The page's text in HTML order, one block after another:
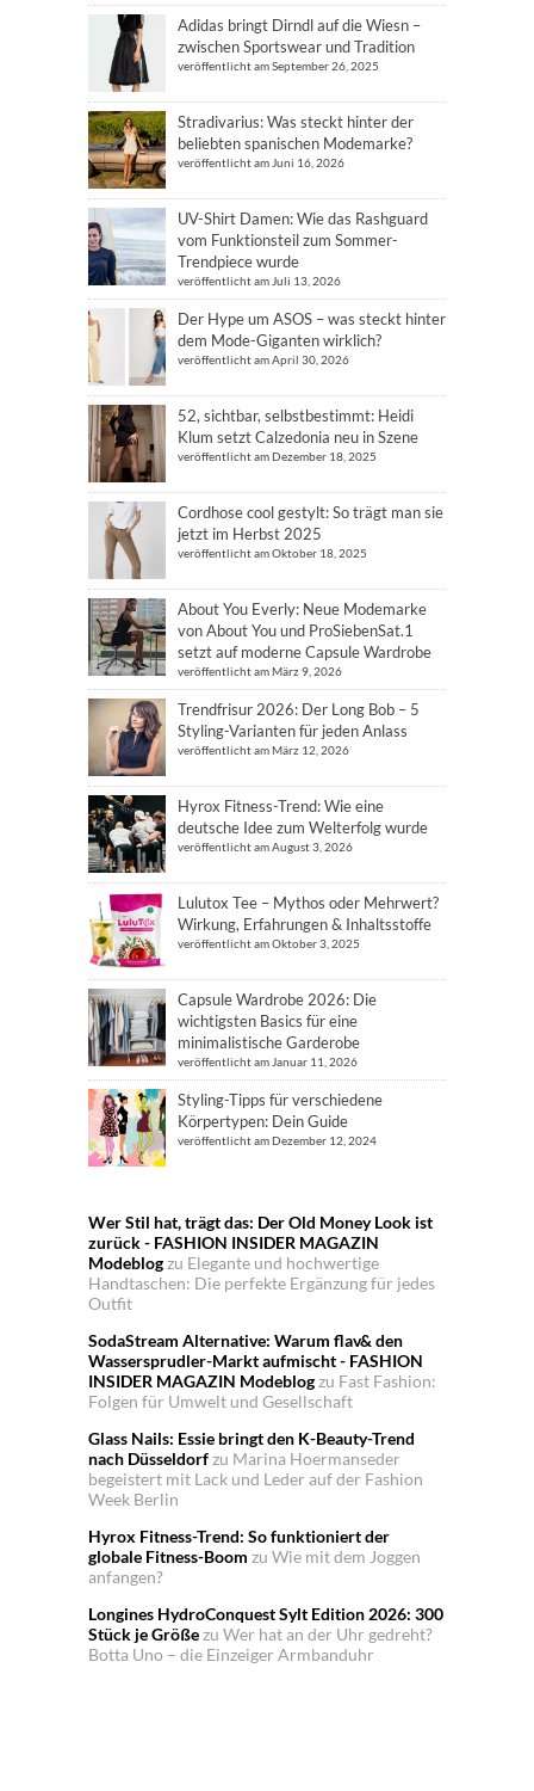
Adidas bringt Dirndl auf die Wiesn –
zwischen Sportswear und Tradition
veröffentlicht am September 26, 2025
Stradivarius: Was steckt hinter der
beliebten spanischen Modemarke?
veröffentlicht am Juni 16, 2026
UV-Shirt Damen: Wie das Rashguard
vom Funktionsteil zum Sommer-
Trendpiece wurde
veröffentlicht am Juli 13, 2026
Der Hype um ASOS – was steckt hinter
dem Mode-Giganten wirklich?
veröffentlicht am April 30, 2026
52, sichtbar, selbstbestimmt: Heidi
Klum setzt Calzedonia neu in Szene
veröffentlicht am Dezember 18, 2025
Cordhose cool gestylt: So trägt man sie
jetzt im Herbst 2025
veröffentlicht am Oktober 18, 2025
About You Everly: Neue Modemarke
von About You und ProSiebenSat.1
setzt auf moderne Capsule Wardrobe
veröffentlicht am März 9, 2026
Trendfrisur 2026: Der Long Bob – 5
Styling-Varianten für jeden Anlass
veröffentlicht am März 12, 2026
Hyrox Fitness-Trend: Wie eine
deutsche Idee zum Welterfolg wurde
veröffentlicht am August 3, 2026
Lulutox Tee – Mythos oder Mehrwert?
Wirkung, Erfahrungen & Inhaltsstoffe
veröffentlicht am Oktober 3, 2025
Capsule Wardrobe 2026: Die
wichtigsten Basics für eine
minimalistische Garderobe
veröffentlicht am Januar 11, 2026
Styling-Tipps für verschiedene
Körpertypen: Dein Guide
veröffentlicht am Dezember 12, 2024
Wer Stil hat, trägt das: Der Old Money Look ist
zurück - FASHION INSIDER MAGAZIN
Modeblogzu Elegante und hochwertige
Handtaschen: Die perfekte Ergänzung für jedes
Outfit
SodaStream Alternative: Warum flav& den
Wassersprudler-Markt aufmischt - FASHION
INSIDER MAGAZIN Modeblogzu Fast Fashion:
Folgen für Umwelt und Gesellschaft
Glass Nails: Essie bringt den K-Beauty-Trend
nach Düsseldorfzu Marina Hoermanseder
begeistert mit Lack und Leder auf der Fashion
Week Berlin
Hyrox Fitness-Trend: So funktioniert der
globale Fitness-Boom zu Wie mit dem Joggen
anfangen?
Longines HydroConquest Sylt Edition 2026: 300
Stück je Größezu Wer hat an der Uhr gedreht?
Botta Uno – die Einzeiger Armbanduhr